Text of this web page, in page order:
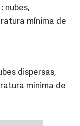
nubes,
mínima de
dispersas,
mínima de